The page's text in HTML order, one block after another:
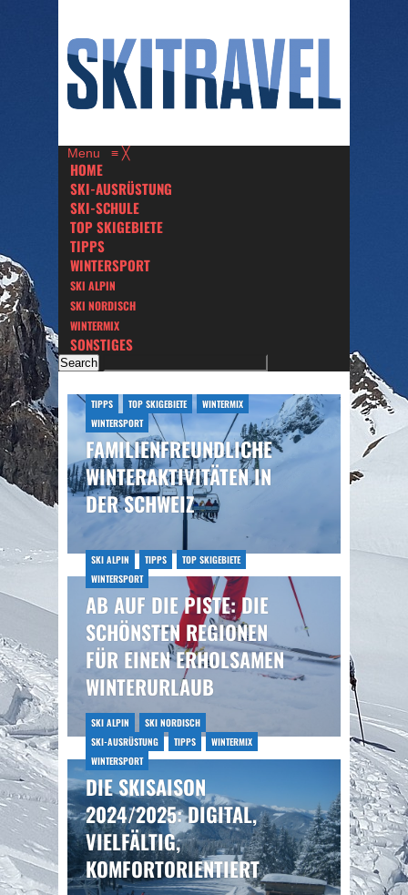
Menu ≡ ╳
HOME
SKI-AUSRÜSTUNG
SKI-SCHULE
TOP SKIGEBIETE
TIPPS
WINTERSPORT
SKI ALPIN
SKI NORDISCH
WINTERMIX
SONSTIGES
TIPPS TOP SKIGEBIETE
WINTERMIX
WINTERSPORT
FAMILIENFREUNDLICHE
WINTERAKTIVITÄTEN IN
DER SCHWEIZ
SKI ALPIN TIPPS
TOP SKIGEBIETE
WINTERSPORT
AB AUF DIE PISTE: DIE
SCHÖNSTEN REGIONEN
FÜR EINEN ERHOLSAMEN
WINTERURLAUB
SKI ALPIN
SKI NORDISCH
SKI-AUSRÜSTUNG
TIPPS
WINTERMIX
WINTERSPORT
DIE SKISAISON
2024/2025: DIGITAL,
VIELFÄLTIG,
KOMFORTORIENTIERT